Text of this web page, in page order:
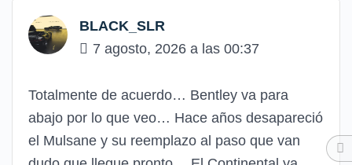
BLACK_SLR
7 agosto, 2026 a las 00:37
Totalmente de acuerdo… Bentley va para
abajo por lo que veo… Hace años desapareció
el Mulsane y su reemplazo al paso que van